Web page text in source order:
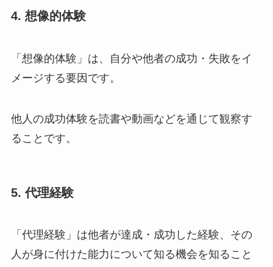
4. 想像的体験
「想像的体験」は、自分や他者の成功・失敗をイ
メージする要因です。
他人の成功体験を読書や動画などを通じて観察す
ることです。
5. 代理経験
「代理経験」は他者が達成・成功した経験、その
人が身に付けた能力について知る機会を知ること